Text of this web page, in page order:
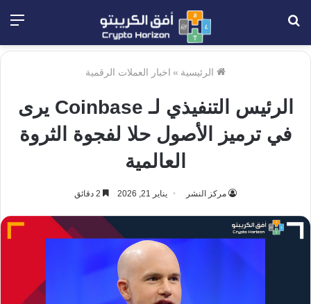
الرئيسية » اخبار العملات الرقمية
الرئيس التنفيذي لـ Coinbase يرى
في ترميز الأصول حلا لفجوة الثروة
العالمية
مركز النشر يناير 21, 2026